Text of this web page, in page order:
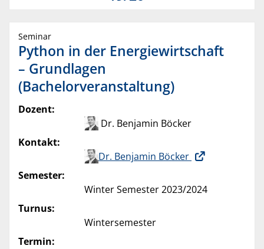
Seminar
Python in der Energiewirtschaft
– Grundlagen
(Bachelorveranstaltung)
Dozent:
Dr. Benjamin Böcker
Kontakt:
Dr. Benjamin Böcker
Semester:
Winter Semester 2023/2024
Turnus:
Wintersemester
Termin: